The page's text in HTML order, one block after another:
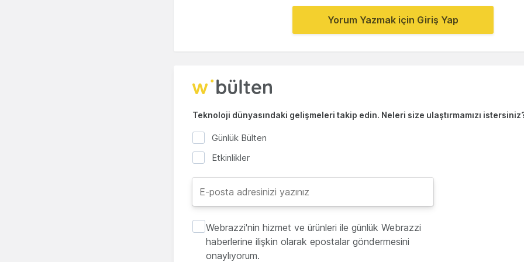
Yorum Yazmak için Giriş Yap
Teknoloji dünyasındaki gelişmeleri takip edin. Neleri size ulaştırmamızı
Günlük Bülten
Etkinlikler
Webrazzi'nin hizmet ve ürünleri ile günlük Webrazzi
haberlerine ilişkin olarak epostalar göndermesini
onaylıyorum.